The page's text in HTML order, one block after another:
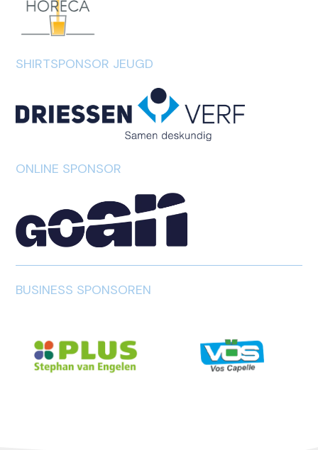
SHIRTSPONSOR JEUGD
ONLINE SPONSOR
BUSINESS SPONSOREN